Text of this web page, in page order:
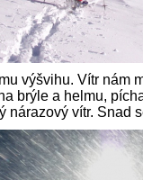
výšvihu. Vítr nám
brýle a helmu,
nárazový vítr. Snad